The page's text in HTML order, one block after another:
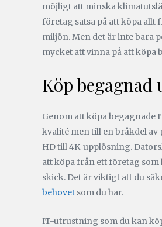
möjligt att minska
företag satsa på att köpa allt
miljön. Men det är inte bara
mycket att vinna på att köpa
Köp
Genom att köpa begagnade
kvalité men till en bråkdel
HD till 4K-upplösning.
att köpa från ett företag
skick. Det är viktigt att du
behovet som du har.
IT-utrustning som du kan